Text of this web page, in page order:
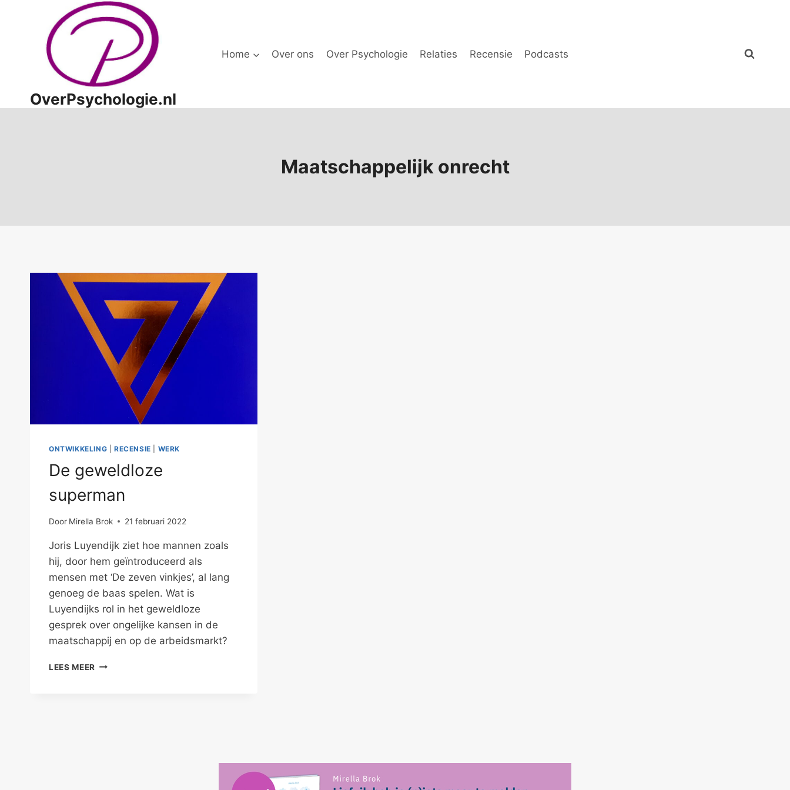
OverPsychologie.nl
Home Over ons Over Psychologie Relaties Recensie Podcasts
Maatschappelijk onrecht
ONTWIKKELING RECENSIE WERK
De geweldloze
superman
Door Mirella Brok 21 februari 2022
Joris Luyendijk ziet hoe mannen zoals
hij, door hem geïntroduceerd als
mensen met ‘De zeven vinkjes’, al lang
genoeg de baas spelen. Wat is
Luyendijks rol in het geweldloze
gesprek over ongelijke kansen in de
maatschappij en op de arbeidsmarkt?
LEES MEER DE